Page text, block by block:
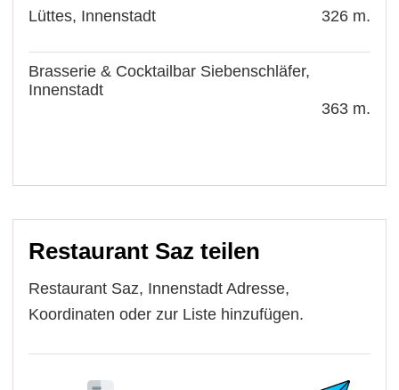
Lüttes, Innenstadt 326 m.
Brasserie & Cocktailbar Siebenschläfer,
Innenstadt
363 m.
Restaurant Saz teilen
Restaurant Saz, Innenstadt Adresse,
Koordinaten oder zur Liste hinzufügen.